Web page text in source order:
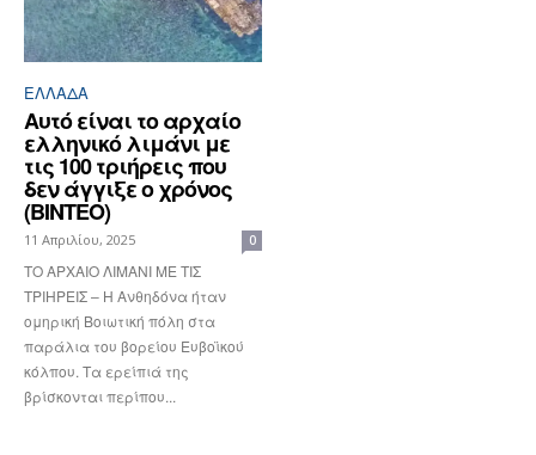
ΕΛΛΆΔΑ
Αυτό είναι το αρχαίο
ελληνικό λιμάνι με
τις 100 τριήρεις που
δεν άγγιξε ο χρόνος
(ΒΙΝΤΕΟ)
11 Απριλίου, 2025 0
ΤΟ ΑΡΧΑΙΟ ΛΙΜΑΝΙ ΜΕ ΤΙΣ
ΤΡΙΗΡΕΙΣ – Η Ανθηδόνα ήταν
ομηρική Βοιωτική πόλη στα
παράλια του βορείου Ευβοϊκού
κόλπου. Τα ερείπιά της
βρίσκονται περίπου...